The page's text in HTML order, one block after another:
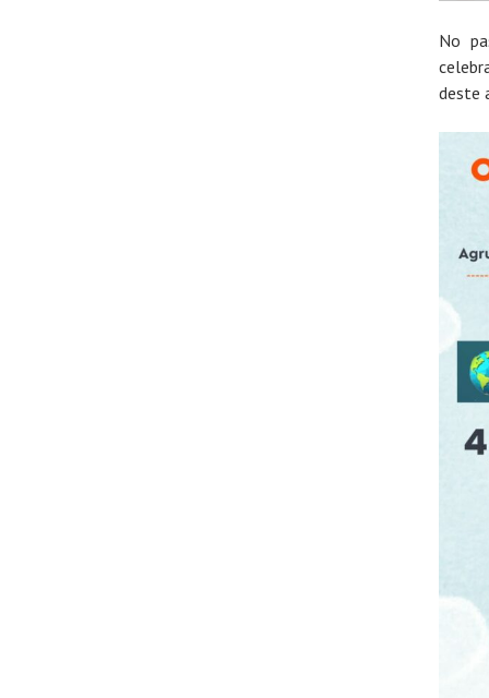
No
deste